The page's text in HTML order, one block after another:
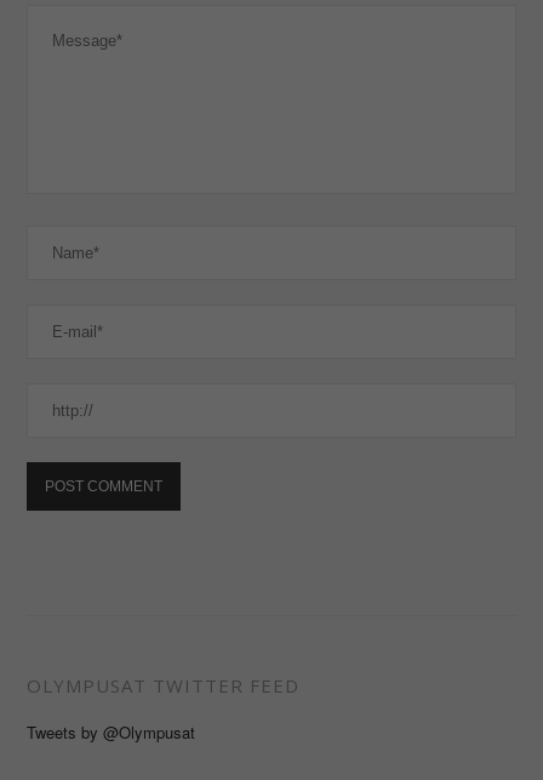
OLYMPUSAT TWITTER FEED
Tweets by @Olympusat